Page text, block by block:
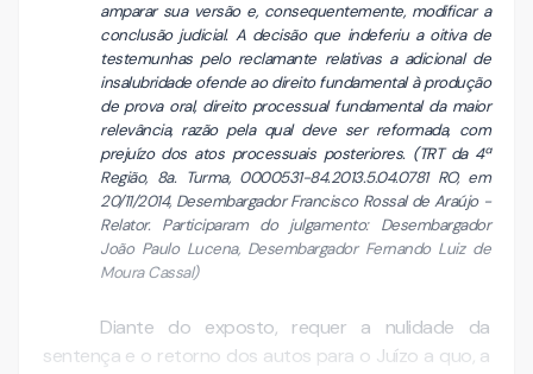
amparar sua versão e, consequentemente, modificar a
conclusão judicial. A decisão que indeferiu a oitiva de
testemunhas pelo reclamante relativas a adicional de
insalubridade ofende ao direito fundamental à produção
de prova oral, direito processual fundamental da maior
relevância, razão pela qual deve ser reformada, com
prejuízo dos atos processuais posteriores. (TRT da 4ª
Região, 8a. Turma, 0000531-84.2013.5.04.0781 RO, em
20/11/2014, Desembargador Francisco Rossal de Araújo -
Relator. Participaram do julgamento: Desembargador
João Paulo Lucena, Desembargador Fernando Luiz de
Moura Cassal)
Diante do exposto, requer a nulidade da
sentença e o retorno dos autos para o Juízo a quo, a